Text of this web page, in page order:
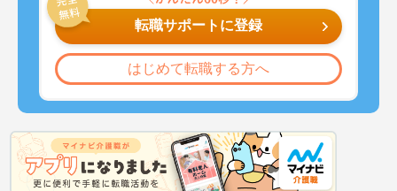
転職サポートに登録
はじめて転職する方へ